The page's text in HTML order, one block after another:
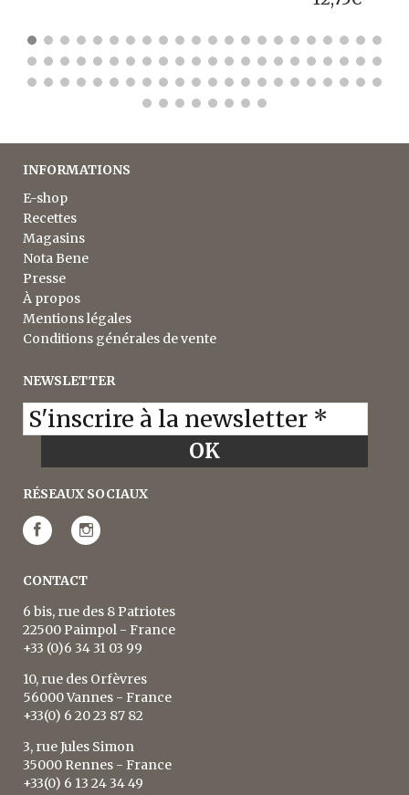
Recettes
Magasins
Nota Bene
Presse
À propos
Mentions légales
Conditions générales de vente
RÉSEAUX SOCIAUX
22500 Paimpol - France
+33 (0)6 34 31 03 99
56000 Vannes - France
+33(0) 6 20 23 87 82
35000 Rennes - France
+33(0) 6 13 24 34 49